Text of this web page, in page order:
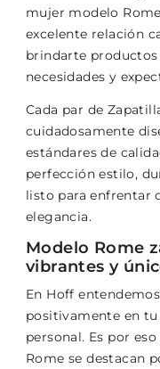
mujer modelo
excelente relación
brindarte productos
necesidades y
Cada par de
cuidadosamente
estándares de
perfección estilo,
listo para enfrentar
elegancia.
Modelo Rome
vibrantes y
En Hoff
positivamente en
personal. Es por
Rome se destacan